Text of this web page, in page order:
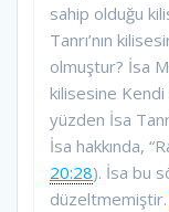
sahip olduğu
Tanrı’nın
olmuştur? İsa
kilisesine Kendi
yüzden İsa
İsa hakkında,
20:28). İsa bu
düzeltmemiştir.